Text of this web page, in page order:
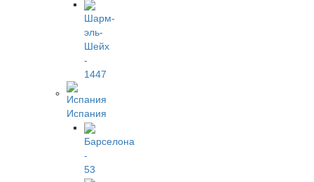
Шарм-
эль-
Шейх
-
1447
Испания
Барселона
-
53